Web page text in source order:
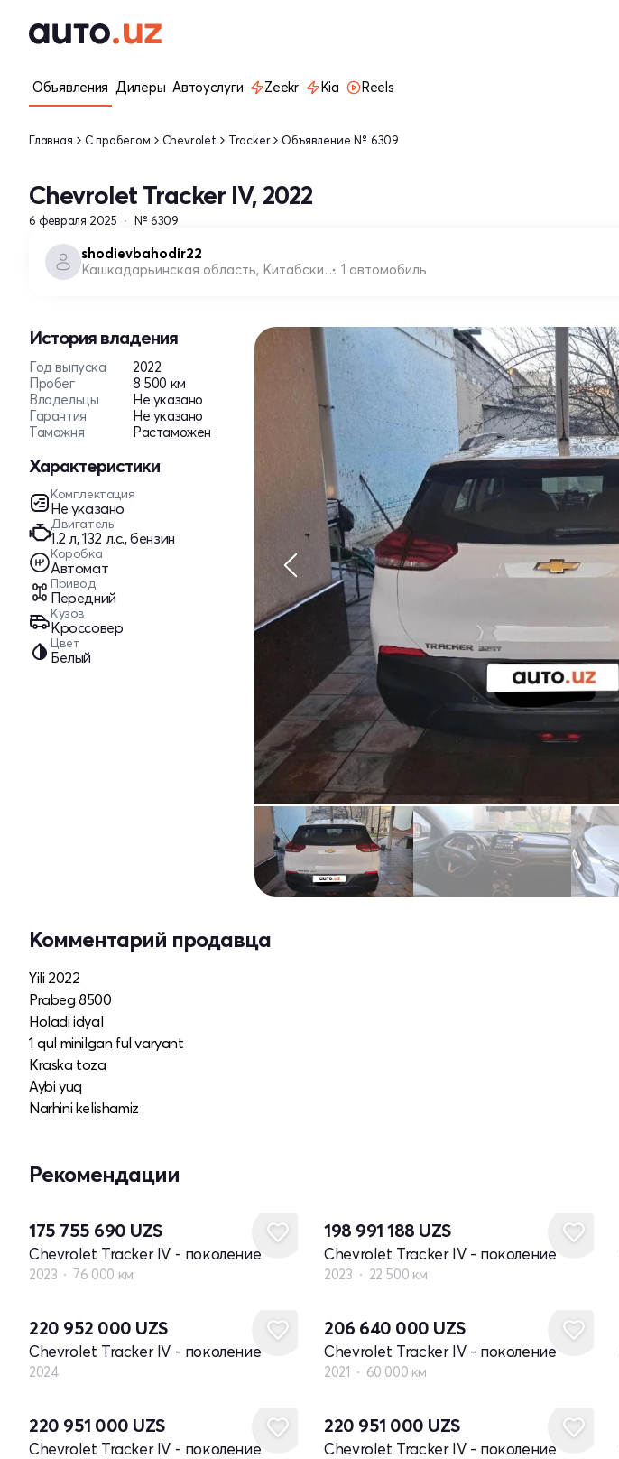
Объявления Дилеры Автоуслуги Zeekr Kia Reels
Главная С пробегом Chevrolet Tracker Объявление № 6309
Chevrolet Tracker IV, 2022
6 февраля 2025 № 6309
shodievbahodir22
Кашкадарьинская область, Китабский район 1 автомобиль
История владения
Год выпуска
2022
Пробег
8 500 км
Владельцы
Не указано
Гарантия
Не указано
Таможня
Растаможен
Характеристики
Комплектация
Не указано
Двигатель
1.2 л, 132 л.с., бензин
Коробка
Автомат
Привод
Передний
Кузов
Кроссовер
Цвет
Белый
Комментарий продавца
Yili 2022
Prabeg 8500
Holadi idyal
1 qul minilgan ful varyant
Kraska toza
Aybi yuq
Narhini kelishamiz
Рекомендации
175 755 690 UZS
Chevrolet Tracker IV - поколение
2023 76 000 км
198 991 188 UZS
Chevrolet Tracker IV - поколение
2023 22 500 км
220 952 000 UZS
Chevrolet Tracker IV - поколение
2024
206 640 000 UZS
Chevrolet Tracker IV - поколение
2021 60 000 км
220 951 000 UZS
Chevrolet Tracker IV - поколение
220 951 000 UZS
Chevrolet Tracker IV - поколение